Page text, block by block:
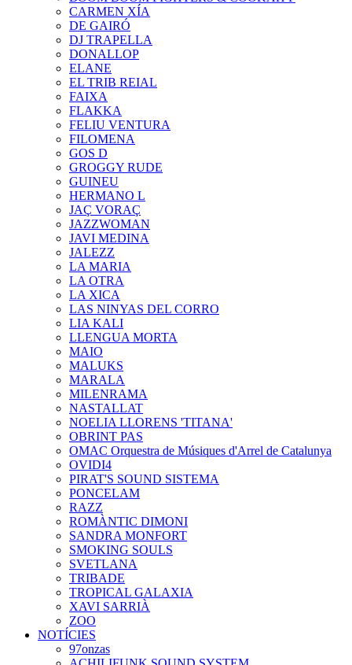
CARMEN XÍA
DE GAIRÓ
DJ TRAPELLA
DONALLOP
ELANE
EL TRIB REIAL
FAIXA
FLAKKA
FELIU VENTURA
FILOMENA
GOS D
GROGGY RUDE
GUINEU
HERMANO L
JAÇ VORAÇ
JAZZWOMAN
JAVI MEDINA
JALEZZ
LA MARIA
LA OTRA
LA XICA
LAS NINYAS DEL CORRO
LIA KALI
LLENGUA MORTA
MAIO
MALUKS
MARALA
MILENRAMA
NASTALLAT
NOELIA LLORENS 'TITANA'
OBRINT PAS
OMAC Orquestra de Músiques d'Arrel de Catalunya
OVIDI4
PIRAT'S SOUND SISTEMA
PONCELAM
RAZZ
ROMÀNTIC DIMONI
SANDRA MONFORT
SMOKING SOULS
SVETLANA
TRIBADE
TROPICAL GALAXIA
XAVI SARRIÀ
ZOO
NOTÍCIES
97onzas